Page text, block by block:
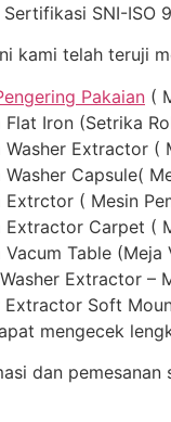
SNI-ISO
kami telah teruji
Pakaian (
Flat Iron (Setrika
Washer Extractor (
Washer Capsule(
Extrctor ( Mesin
Extractor Carpet (
Vacum Table (Meja
Extractor –
Extractor Soft
mengecek
dan pemesanan